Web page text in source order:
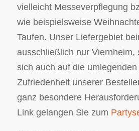
vielleicht Messeverpflegung
wie beispielsweise
Taufen. Unser Liefergebiet
ausschließlich nur Viernheim,
sich auch auf die
Zufriedenheit unserer
ganz besondere
Link gelangen Sie zum